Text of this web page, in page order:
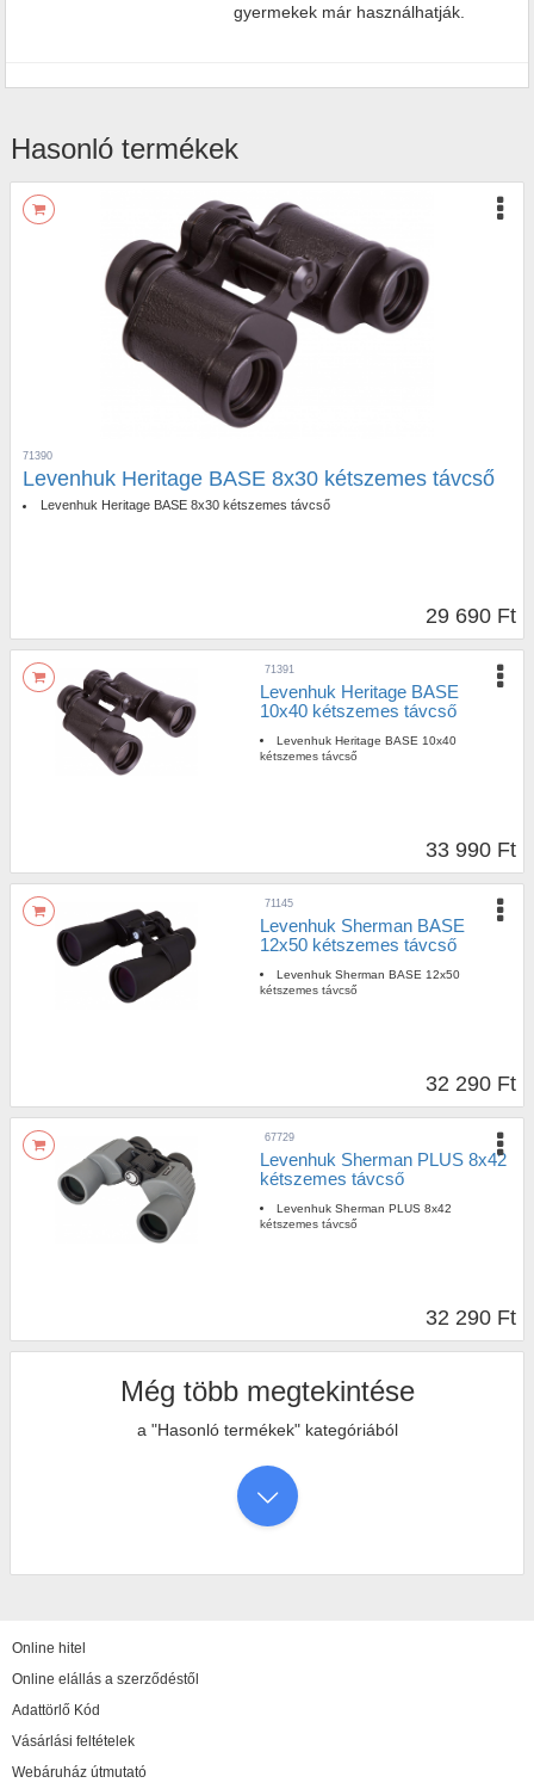
gyermekek már használhatják.
Hasonló termékek
71390
Levenhuk Heritage BASE 8x30 kétszemes távcső
Levenhuk Heritage BASE 8x30 kétszemes távcső
29 690 Ft
71391
Levenhuk Heritage BASE
10x40 kétszemes távcső
Levenhuk Heritage BASE 10x40
kétszemes távcső
33 990 Ft
71145
Levenhuk Sherman BASE
12x50 kétszemes távcső
Levenhuk Sherman BASE 12x50
kétszemes távcső
32 290 Ft
67729
Levenhuk Sherman PLUS 8x42
kétszemes távcső
Levenhuk Sherman PLUS 8x42
kétszemes távcső
32 290 Ft
Még több megtekintése
a "Hasonló termékek" kategóriából
Online hitel
Online elállás a szerződéstől
Adattörlő Kód
Vásárlási feltételek
Webáruház útmutató